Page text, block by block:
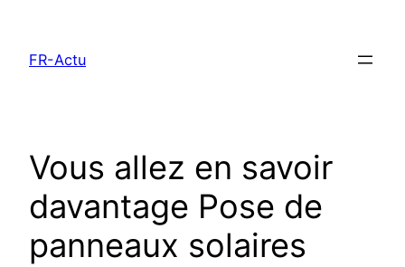
contenu
FR-Actu
Vous allez en savoir
davantage Pose de
panneaux solaires